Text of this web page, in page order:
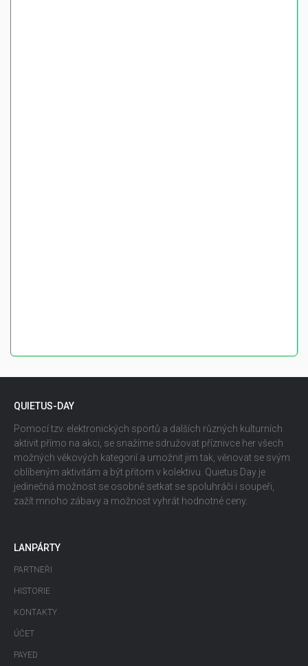
QUIETUS-DAY
Pomocí tzv. elektronických sportů a dalších různých kulturních
aktivit přímo na akci, se snažíme sdružovat příznivce her všech
možných věkových kategorií a umožnit jim tak, věnovat se svým
oblíbeným aktivitám a být přitom v kolektivu. Quietus Day je
jedinečná možnost se osobně setkat se spoluhráči i soupeři,
zažít mnoho zábavy a možnost vyhrát hodnotné ceny.
LANPÁRTY
PARTNEŘI
HISTORIE
KONTAKTY
ÚČET
PAYED